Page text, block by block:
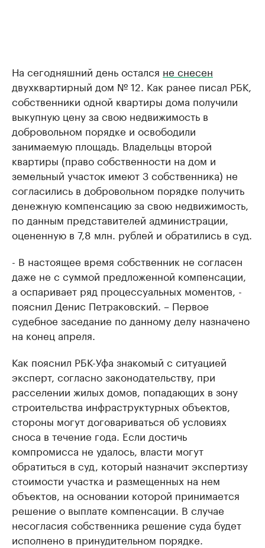
На сегодняшний день остался не снесен
двухквартирный дом № 12. Как ранее писал РБК,
собственники одной квартиры дома получили
выкупную цену за свою недвижимость в
добровольном порядке и освободили
занимаемую площадь. Владельцы второй
квартиры (право собственности на дом и
земельный участок имеют 3 собственника) не
согласились в добровольном порядке получить
денежную компенсацию за свою недвижимость,
по данным представителей администрации,
оцененную в 7,8 млн. рублей и обратились в суд.
- В настоящее время собственник не согласен
даже не с суммой предложенной компенсации,
а оспаривает ряд процессуальных моментов, -
пояснил Денис Петраковский. – Первое
судебное заседание по данному делу назначено
на конец апреля.
Как пояснил РБК-Уфа знакомый с ситуацией
эксперт, согласно законодательству, при
расселении жилых домов, попадающих в зону
строительства инфраструктурных объектов,
стороны могут договариваться об условиях
сноса в течение года. Если достичь
компромисса не удалось, власти могут
обратиться в суд, который назначит экспертизу
стоимости участка и размещенных на нем
объектов, на основании которой принимается
решение о выплате компенсации. В случае
несогласия собственника решение суда будет
исполнено в принудительном порядке.